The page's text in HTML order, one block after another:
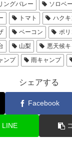
ングバレー ソロベ
トマト
ハクキ
ベーコン
ポ
山梨 悪天候
ンプ 雨キャンプ
シェアする
Facebook
LINE